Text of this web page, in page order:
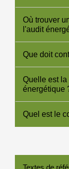
Où trouver
l'audit
Que doit
Quelle est
énergétique
Quel est le